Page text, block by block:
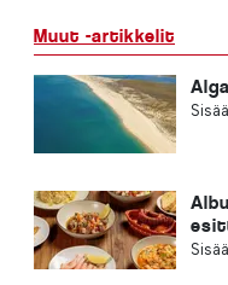
Muut -artikkelit